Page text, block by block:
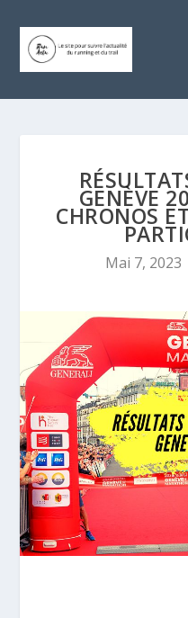
GENÈVE
CHRONOS
Mai 7, 2023